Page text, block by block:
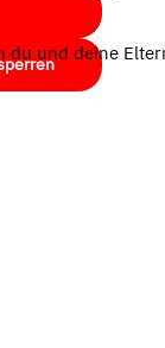
du und deine